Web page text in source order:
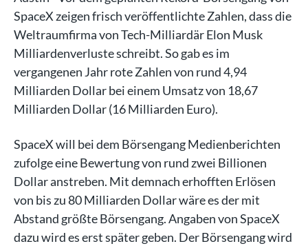
SpaceX zeigen frisch veröffentlichte Zahlen, dass die
Weltraumfirma von Tech-Milliardär Elon Musk
Milliardenverluste schreibt. So gab es im
vergangenen Jahr rote Zahlen von rund 4,94
Milliarden Dollar bei einem Umsatz von 18,67
Milliarden Dollar (16 Milliarden Euro).
SpaceX will bei dem Börsengang Medienberichten
zufolge eine Bewertung von rund zwei Billionen
Dollar anstreben. Mit demnach erhofften Erlösen
von bis zu 80 Milliarden Dollar wäre es der mit
Abstand größte Börsengang. Angaben von SpaceX
dazu wird es erst später geben. Der Börsengang wird